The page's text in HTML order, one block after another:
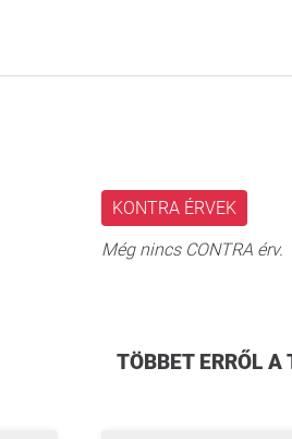
KONTRA ÉRVEK
Még nincs CONTRA érv.
TÖBBET ERRŐL